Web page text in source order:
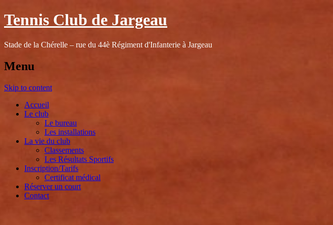
Tennis Club de Jargeau
Stade de la Chérelle – rue du 44è Régiment d'Infanterie à Jargeau
Menu
Skip to content
Accueil
Le club
Le bureau
Les installations
La vie du club
Classements
Les Résultats Sportifs
Inscription/Tarifs
Certificat médical
Réserver un court
Contact